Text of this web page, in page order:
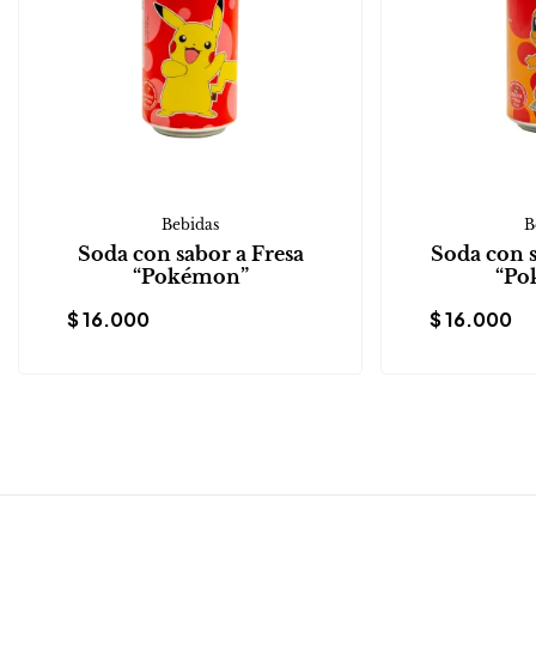
Bebidas
Soda con sabor a Fresa
“Pokémon”
$16.000
Soda con
$16.000